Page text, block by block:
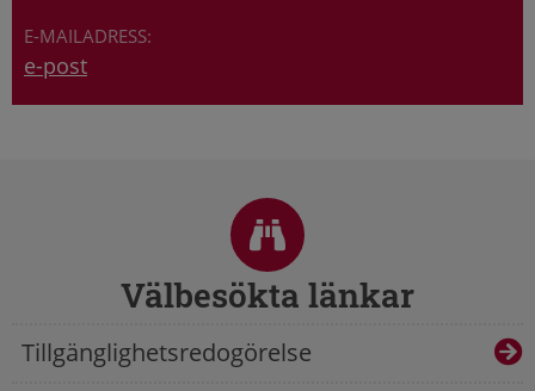
e-post
Välbesökta länkar
Tillgänglighetsredogörelse